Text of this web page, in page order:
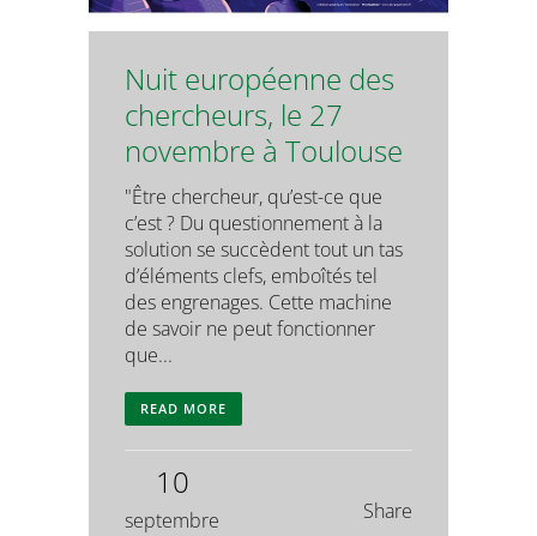
Nuit européenne des
chercheurs, le 27
novembre à Toulouse
"Être chercheur, qu’est-ce que
c’est ? Du questionnement à la
solution se succèdent tout un tas
d’éléments clefs, emboîtés tel
des engrenages. Cette machine
de savoir ne peut fonctionner
que...
READ MORE
10
septembre Share